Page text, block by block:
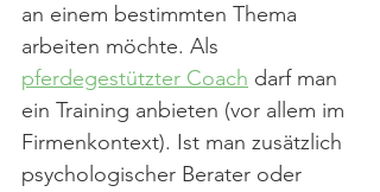
an einem bestimmten Thema
arbeiten möchte. Als
pferdegestützter Coach darf man
ein Training anbieten (vor allem im
Firmenkontext). Ist man zusätzlich
psychologischer Berater oder